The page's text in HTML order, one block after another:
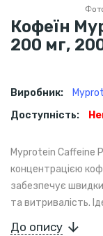
Кофеїн
200 мг,
Виробник:
Доступність:
Myprotein Caffeine
концентрацією
забезпечує
та витривалість.
До опису